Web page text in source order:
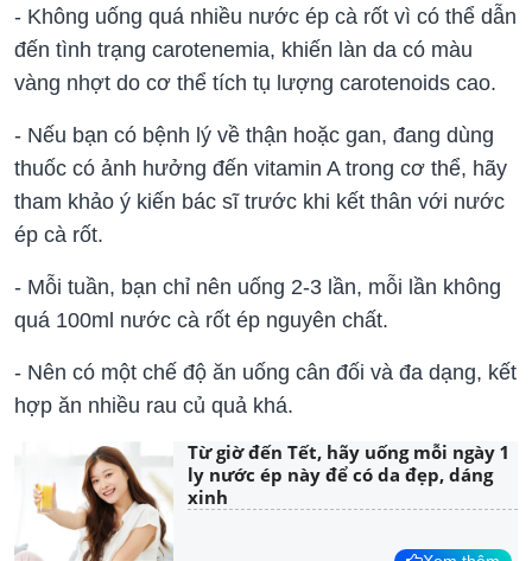
- Không uống quá nhiều nước ép cà rốt vì có thể dẫn
đến tình trạng carotenemia, khiến làn da có màu
vàng nhợt do cơ thể tích tụ lượng carotenoids cao.
- Nếu bạn có bệnh lý về thận hoặc gan, đang dùng
thuốc có ảnh hưởng đến vitamin A trong cơ thể, hãy
tham khảo ý kiến bác sĩ trước khi kết thân với nước
ép cà rốt.
- Mỗi tuần, bạn chỉ nên uống 2-3 lần, mỗi lần không
quá 100ml nước cà rốt ép nguyên chất.
- Nên có một chế độ ăn uống cân đối và đa dạng, kết
hợp ăn nhiều rau củ quả khá.
Từ giờ đến Tết, hãy uống mỗi ngày 1
ly nước ép này để có da đẹp, dáng
xinh